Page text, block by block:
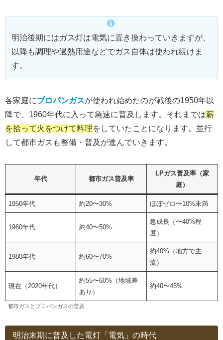
明治後期にはガス灯は電気に置き換わっていきますが、
以降も調理や過熱用途などでガス自体は使われ続けま
す。
各家庭にプロパンガスが使われ始めたのが戦後の1950年以
降で、1960年代に入って急速に普及します。それまでは薪
を拾って火をつけて料理をしていたことになります。並行
して都市ガスも整備・普及が進んでいきます。
年代 都市ガス普及率
LPガス普及率（家
庭）
1950年代 約20〜30% ほぼゼロ〜10%未満
1960年代 約40〜50%
急成長（〜40%程
度）
1980年代 約60〜70%
約40%（地方で主
流）
現在（2020年代）
約55〜60%（地域差
あり）
約40〜45%
都市ガスとプロパンガスの普及
明治末期に普及した電灯「電気」の時代